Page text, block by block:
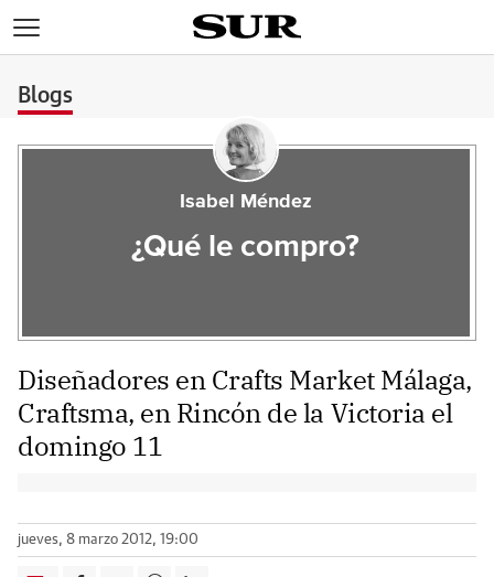
Blogs
Isabel Méndez
¿Qué le compro?
Diseñadores en Crafts Market Málaga,
Craftsma, en Rincón de la Victoria el
domingo 11
jueves, 8 marzo 2012, 19:00